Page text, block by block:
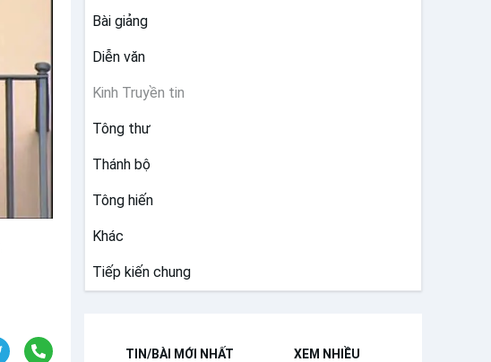
Bài giảng
Diễn văn
Kinh Truyền tin
Tông thư
Thánh bộ
Tông hiến
Khác
Tiếp kiến chung
TIN/BÀI MỚI NHẤT XEM NHIỀU